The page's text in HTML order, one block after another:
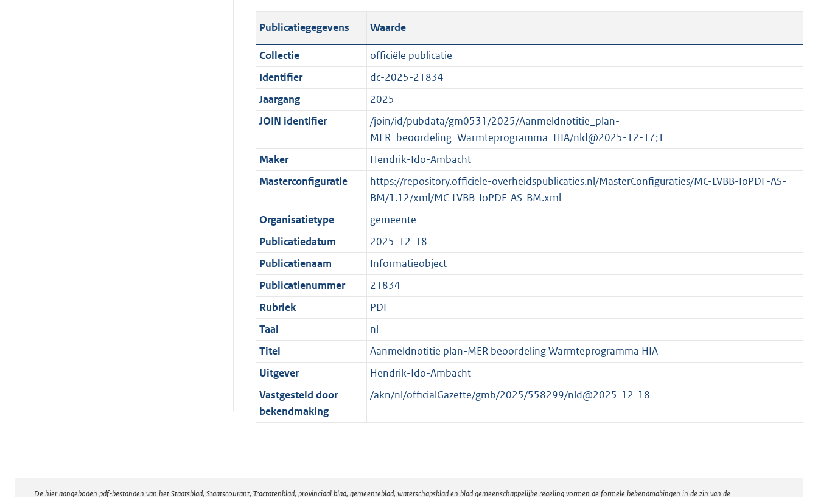
k
n
b
l
i
c
a
t
e
i
n
o
r
m
a
a
t
o
o
t
t
e
:
n
e
e
n
d
s
t
a
n
d
s
g
r
o
o
t
t
e
:
2
K
b
Publicatiegegevens Waarde
Collectie
officiële publicatie
Identifier
dc-2025-21834
Jaargang
2025
JOIN identifier
/join/id/pubdata/gm0531/2025/Aanmeldnotitie_plan-
MER_beoordeling_Warmteprogramma_HIA/nld@2025-12-17;1
Maker
Hendrik-Ido-Ambacht
Masterconfiguratie
https://repository.officiele-overheidspublicaties.nl/MasterConfiguraties/MC-LVBB-IoPDF-AS-
BM/1.12/xml/MC-LVBB-IoPDF-AS-BM.xml
Organisatietype
gemeente
Publicatiedatum
2025-12-18
Publicatienaam
Informatieobject
Publicatienummer
21834
Rubriek
PDF
Taal
nl
Titel
Aanmeldnotitie plan-MER beoordeling Warmteprogramma HIA
Uitgever
Hendrik-Ido-Ambacht
Vastgesteld door
bekendmaking
/akn/nl/officialGazette/gmb/2025/558299/nld@2025-12-18
De hier aangeboden pdf-bestanden van het Staatsblad, Staatscourant, Tractatenblad, provinciaal blad, gemeenteblad, waterschapsblad en blad gemeenschappelijke regeling vormen de formele bekendmakingen in de zin van de